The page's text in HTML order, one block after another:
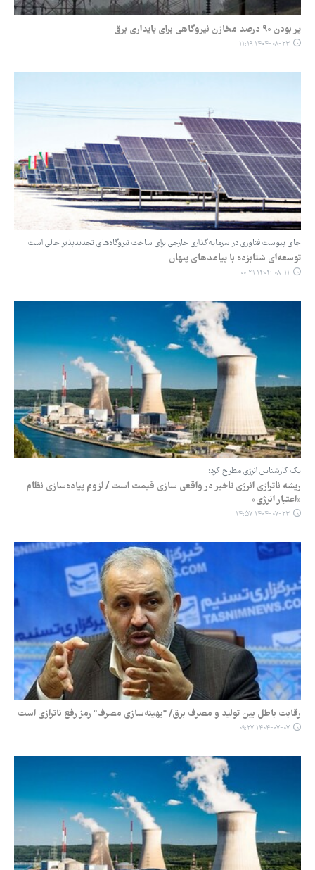
پر بودن ۹۰ درصد مخازن نیروگاهی برای پایداری برق
۱۴۰۴-۰۸-۲۳ ۱۱:۱۹
جای پیوست فناوری در سرمایه‌گذاری خارجی برای ساخت نیروگاه‌های تجدیدپذیر خالی است
توسعه‌ای شتابزده با پیامدهای پنهان
۱۴۰۴-۰۸-۱۱ ۰۰:۲۹
یک کارشناس انرژی مطرح کرد:
ریشه ناترازی انرژی تاخیر در واقعی سازی قیمت است / لزوم پیاده‌سازی نظام
«اعتبار انرژی»
۱۴۰۴-۰۷-۲۳ ۱۴:۵۷
رقابت باطل بین تولید و مصرف برق/ "بهینه‌سازی مصرف" رمز رفع ناترازی است
۱۴۰۴-۰۷-۰۷ ۰۹:۲۷